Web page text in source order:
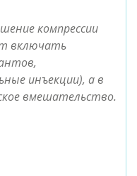
компрессии
включать
инъекции), а в
вмешательство.